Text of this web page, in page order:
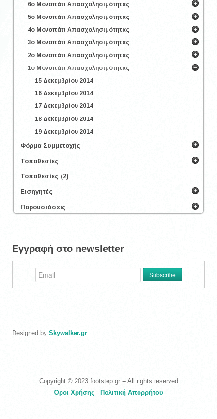
6ο Μονοπάτι Απασχολησιμότητας
5ο Μονοπάτι Απασχολησιμότητας
4ο Μονοπάτι Απασχολησιμότητας
3ο Μονοπάτι Απασχολησιμότητας
2ο Μονοπάτι Απασχολησιμότητας
1ο Μονοπάτι Απασχολησιμότητας
15 Δεκεμβρίου 2014
16 Δεκεμβρίου 2014
17 Δεκεμβρίου 2014
18 Δεκεμβρίου 2014
19 Δεκεμβρίου 2014
Φόρμα Συμμετοχής
Τοποθεσίες
Τοποθεσίες (2)
Εισηγητές
Παρουσιάσεις
Εγγραφή στο newsletter
Designed by Skywalker.gr
Copyright © 2023 footstep.gr -- All rights reserved
Όροι Χρήσης - Πολιτική Απορρήτου